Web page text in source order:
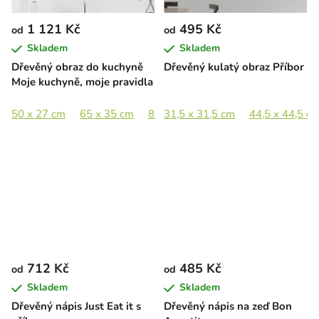
Dřevěný obraz do kuchyně
Moje kuchyně, moje pravidla
od 1 121 Kč
Skladem
50 x 27 cm 65 x 35 cm 89 x 48 cm
Dřevěný kulatý obraz Příbor
od 495 Kč
Skladem
31,5 x 31,5 cm 44,5 x 44,5
Dřevěný nápis Just Eat it s
od 712 Kč
Skladem
Dřevěný nápis na zeď Bon
od 485 Kč
Skladem